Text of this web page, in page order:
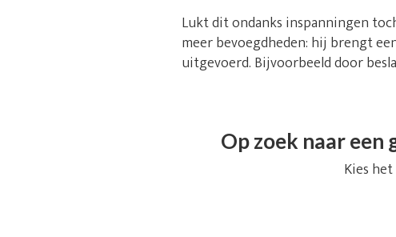
Lukt dit ondanks inspanningen
meer bevoegdheden: hij brengt
uitgevoerd. Bijvoorbeeld door
Op zoek naar
Kies